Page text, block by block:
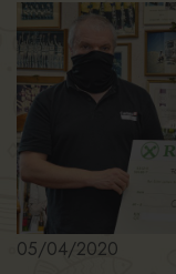
05/04/2020